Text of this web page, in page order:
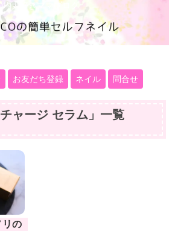
均大好きママブログ
お友だち登録 ネイル 問合せ
ャージ セラム 」 一覧
リの